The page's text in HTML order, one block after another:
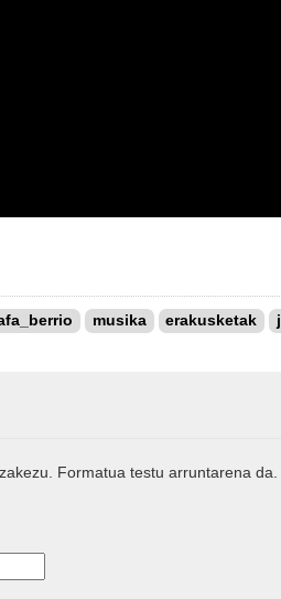
musika erakusketak
Formatua testu arruntarena